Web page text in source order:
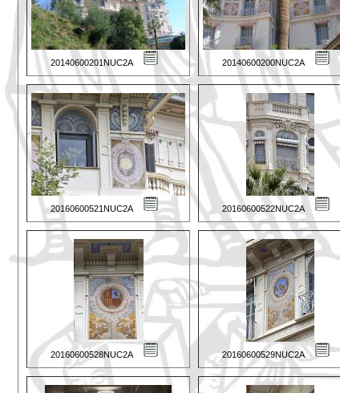
20140600201NUC2A 20140600200NUC2A
20160600521NUC2A 20160600522NUC2A
20160600528NUC2A 20160600529NUC2A